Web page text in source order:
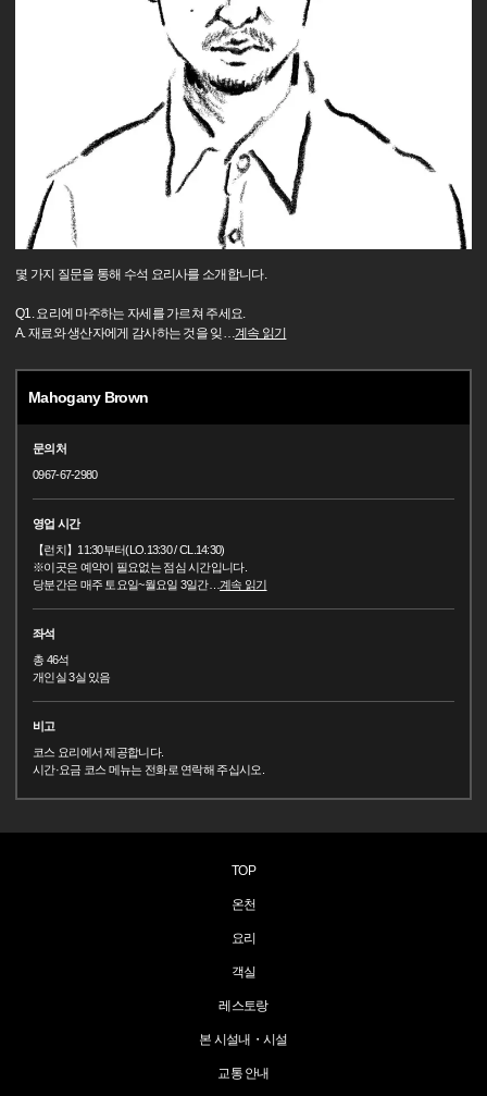
몇 가지 질문을 통해 수석 요리사를 소개합니다.
Q1. 요리에 마주하는 자세를 가르쳐 주세요.
A. 재료와 생산자에게 감사하는 것을 잊…계속 읽기
Mahogany Brown
문의처
0967-67-2980
영업 시간
【런치】11:30부터(LO.13:30 / CL.14:30)
※이곳은 예약이 필요없는 점심 시간입니다.
당분간은 매주 토요일~월요일 3일간… 계속 읽기
좌석
총 46석
개인실 3실 있음
비고
코스 요리에서 제공합니다.
시간·요금 코스 메뉴는 전화로 연락해 주십시오.
TOP
온천
요리
객실
레스토랑
본 시설내・시설
교통 안내